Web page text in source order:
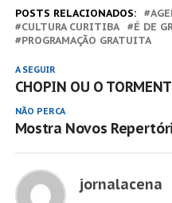
POSTS RELACIONADOS:
CULTURA CURITIBA
É DE
PROGRAMAÇÃO GRATUITA
A SEGUIR
CHOPIN OU O
NÃO PERCA
Mostra Novos
jornalacena